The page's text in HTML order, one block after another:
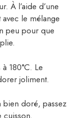
À l’aide d’une
le mélange
peu pour que
180°C. Le
joliment.
bien doré, passez